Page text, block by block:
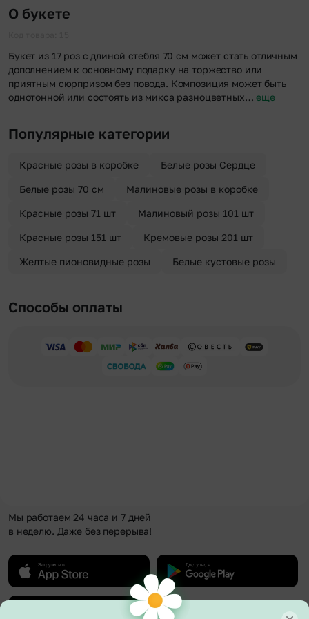
О букете
Букет из 17 роз с длиной стебля 70 см может стать отличным
дополнением к основному подарку на торжество или
приятным сюрпризом без повода. Композиция может быть
однотонной или состоять из микса разноцветных… еще
Популярные категории
Красные розы в коробке Белые розы Сердце
Белые розы 70 см Малиновые розы в коробке
Красные розы 71 шт Малиновый розы 101 шт
Красные розы 151 шт Кремовые розы 201 шт
Желтые пионовидные розы Белые кустовые розы
Способы оплаты
Мы работаем 24 часа и 7 дней
в неделю. Даже без перерыва!